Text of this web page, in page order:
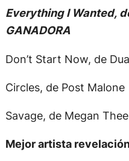
Everything I Wanted,
GANADORA
Don’t Start Now, de
Circles, de Post Malone
Savage, de Megan
Mejor artista